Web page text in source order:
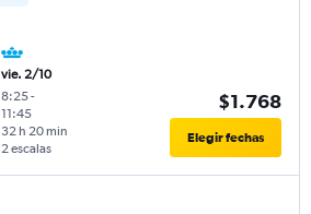
vie. 2/10
8:25-
11:45
2 escalas
32 h 20 min
$1.768
Elegir fechas